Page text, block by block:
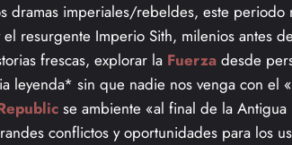
dramas imperiales/rebeldes, este
resurgente Imperio Sith, milenios antes
frescas, explorar la Fuerza desde
leyenda* sin que nadie nos venga con el
se ambiente «al final de la
conflictos y oportunidades para los